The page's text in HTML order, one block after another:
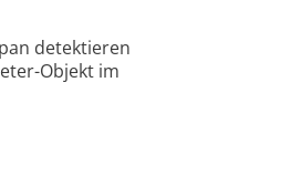
de­tek­tie­ren
Objekt im